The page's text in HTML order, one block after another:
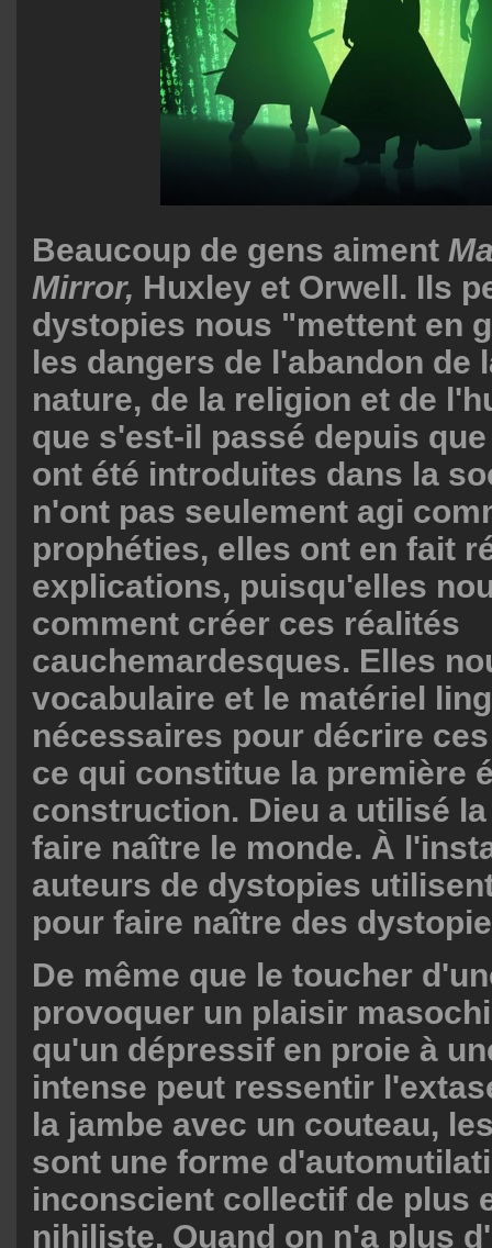
Beaucoup de gens aiment
Mirror, Huxley et Orwell. Ils
dystopies nous "mettent en
les dangers de l'abandon de
nature, de la religion et de
que s'est-il passé depuis
ont été introduites dans la
n'ont pas seulement agi
prophéties, elles ont en fait
explications, puisqu'elles
comment créer ces réalités
cauchemardesques. Elles
vocabulaire et le matériel
nécessaires pour décrire
ce qui constitue la première
construction. Dieu a utilisé
faire naître le monde. À
auteurs de dystopies
pour faire naître des
De même que le toucher
provoquer un plaisir
qu'un dépressif en proie à
intense peut ressentir
la jambe avec un couteau,
sont une forme
inconscient collectif de plus
nihiliste. Quand on n'a plus